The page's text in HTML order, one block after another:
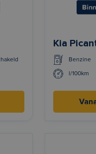
Kia
Benzine
l/100km